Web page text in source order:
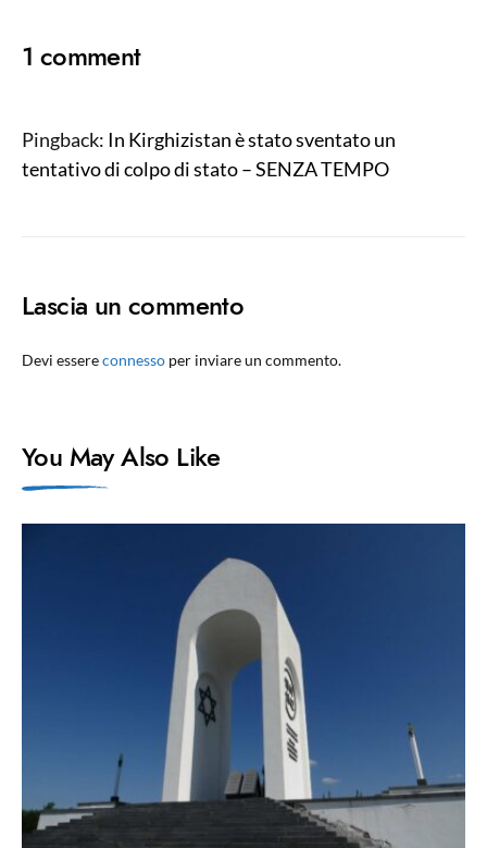
1 comment
Pingback: In Kirghizistan è stato sventato un
tentativo di colpo di stato – SENZA TEMPO
Lascia un commento
Devi essereconnesso per inviare un commento.
You May Also Like